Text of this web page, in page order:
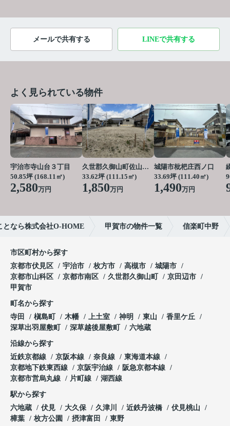
メールで共有する LINEで共有する
よく見られている物件
宇治市寺山台３丁目
50.85坪 (168.11㎡)
2,580万円
久世郡久御山町佐山栗ノ脇
33.62坪 (111.15㎡)
1,850万円
城陽市枇杷庄西ノ口
33.69坪 (111.40㎡)
1,490万円
となら株式会社O-HOME 甲賀市の物件一覧 信楽町中野
市区町村から探す
京都市伏見区
宇治市 枚方市 高槻市
城陽市
京都市山科区
京都市南区 久世郡久御山町
京田辺市
甲賀市
町名から探す
寺田
槇島町 木幡 上土室 神明 東山
香里ケ丘
深草出羽屋敷町
深草越後屋敷町 六地蔵
沿線から探す
近鉄京都線
京阪本線 奈良線
東海道本線
京都地下鉄東西線
京阪宇治線
阪急京都本線
京都市営烏丸線
片町線 湖西線
駅から探す
六地蔵
伏見 大久保 久津川 近鉄丹波橋
伏見桃山
樟葉
枚方公園 摂津富田 東野